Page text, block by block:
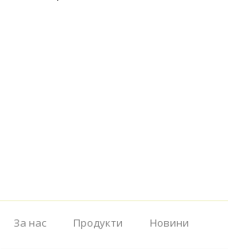
За нас Продукти Новини